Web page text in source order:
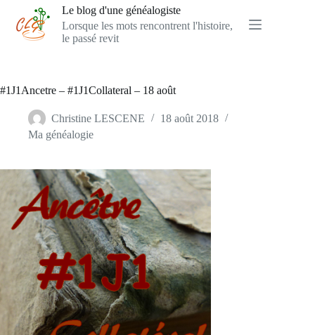
contenu
Le blog d'une généalogiste
Lorsque les mots rencontrent l'histoire,
le passé revit
#1J1Ancetre – #1J1Collateral – 18 août
Christine LESCENE
18 août 2018
Ma généalogie